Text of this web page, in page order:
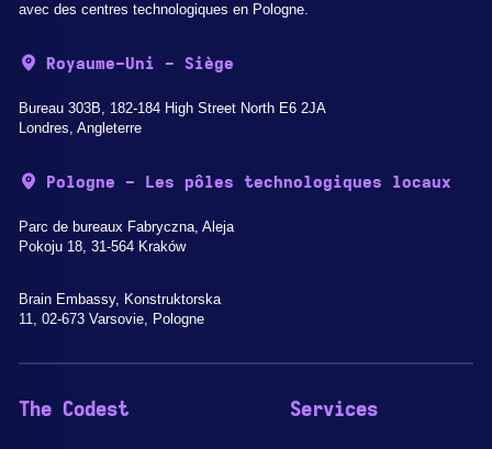
avec des centres technologiques en Pologne.
Royaume-Uni - Siège
Bureau 303B, 182-184 High Street North E6 2JA
Londres, Angleterre
Pologne - Les pôles technologiques locaux
Parc de bureaux Fabryczna, Aleja
Pokoju 18, 31-564 Kraków
Brain Embassy, Konstruktorska
11, 02-673 Varsovie, Pologne
The Codest Services